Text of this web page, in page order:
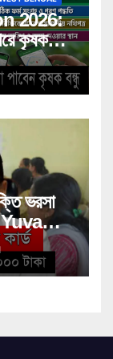
2026:
কৃষক
ভরসা
Yuva